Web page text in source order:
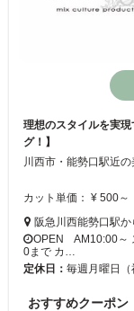
理想のスタイルを実
グ！】
カット単価： ¥ 500～
阪急川西能勢口駅
OPEN AM10:00～
0まで カ…
定休日： 毎週月曜日（
おすすめクーポン